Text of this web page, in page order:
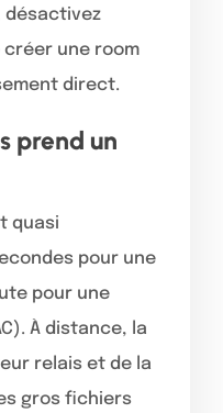
désactivez
créer une room
direct.
prend un
quasi
pour une
pour une
À distance, la
relais et de la
gros fichiers